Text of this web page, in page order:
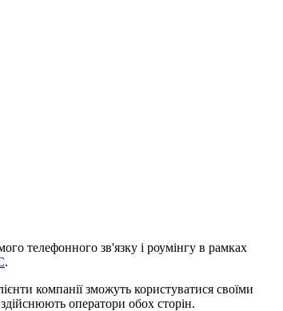
телефонного зв'язку і роумінгу в рамках
.
компанії зможуть користуватися своїми
оператори обох сторін.